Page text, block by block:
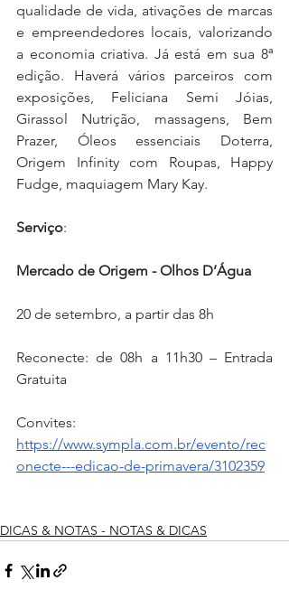
qualidade de vida, ativações de marcas
e empreendedores locais, valorizando
a economia criativa. Já está em sua 8ª
edição. Haverá vários parceiros com
exposições, Feliciana Semi Jóias,
Girassol Nutrição, massagens, Bem
Prazer, Óleos essenciais Doterra,
Origem Infinity com Roupas, Happy
Fudge, maquiagem Mary Kay.
Serviço:
Mercado de Origem - Olhos D’Água
20 de setembro, a partir das 8h
Reconecte: de 08h a 11h30 – Entrada
Gratuita
https://www.sympla.com.br/evento/rec
onecte---edicao-de-primavera/3102359
DICAS & NOTAS - NOTAS & DICAS